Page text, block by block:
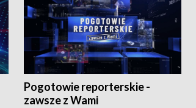
Pogotowie reporterskie -
zawsze z Wami